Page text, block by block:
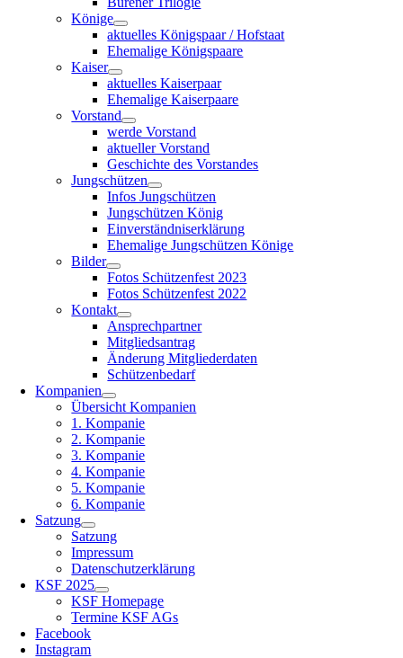
Könige
aktuelles Königspaar / Hofstaat
Ehemalige Königspaare
Kaiser
aktuelles Kaiserpaar
Ehemalige Kaiserpaare
Vorstand
werde Vorstand
aktueller Vorstand
Geschichte des Vorstandes
Jungschützen
Infos Jungschützen
Jungschützen König
Einverständniserklärung
Ehemalige Jungschützen Könige
Bilder
Fotos Schützenfest 2023
Fotos Schützenfest 2022
Kontakt
Ansprechpartner
Mitgliedsantrag
Änderung Mitgliederdaten
Schützenbedarf
Kompanien
Übersicht Kompanien
1. Kompanie
2. Kompanie
3. Kompanie
4. Kompanie
5. Kompanie
6. Kompanie
Satzung
Satzung
Impressum
Datenschutzerklärung
KSF 2025
KSF Homepage
Termine KSF AGs
Facebook
Instagram